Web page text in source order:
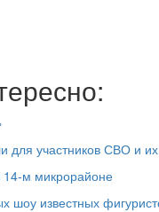
для участников СВО и
14-м микрорайоне
шоу известных